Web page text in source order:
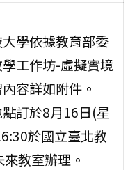
學依據教育部委
工作坊-虛擬實境
容詳如附件。
訂於8月16日(星
於國立臺北教
教室辦理。